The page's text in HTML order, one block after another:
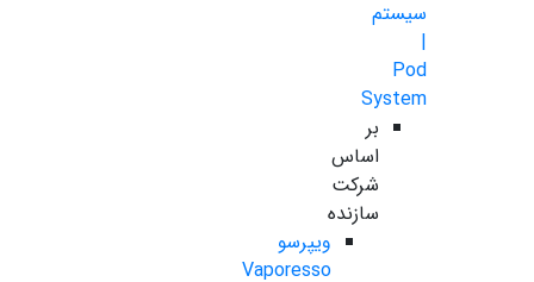
سیستم
|
Pod
System
بر
اساس
شرکت
سازنده
ویپرسو
Vaporesso